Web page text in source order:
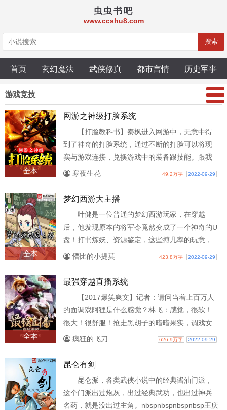
虫虫书吧
www.ccshu8.com
搜索
首页 玄幻魔法 武侠修真 都市言情 历史军事
游戏竞技
全本
网游之神级打脸系统
【打脸教科书】秦枫进入网游中，无意中得
到了神奇的打脸系统，通过不断的打脸可以将现
实与游戏连接，兑换游戏中的装备跟技能。跟我
打架？不好意思我反手就是一个火球术。..
寒夜生花 49.2万字 2022-09-29
全本
梦幻西游大主播
叶健是一位普通的梦幻西游玩家，在穿越
后，他发现原本的将军令竟然变成了一个神奇的U
盘！打书炼妖、资源鉴定，这些搏几率的玩意，
担架还是逆袭统统由他说了算！晚秋...
懵比的小提莫 423.8万字 2022-09-29
全本
最强穿越直播系统
【2017爆笑爽文】记者：请问当着上百万人
的面调戏阿狸是什么感觉？林飞：感觉，很软！
很大！很舒服！抢走黑胡子的暗暗果实，调戏女
帝；成为金木研的师父，教他盲僧的天音..
疯狂的飞刀 626.9万字 2022-09-29
昆仑有剑
昆仑派，各类武侠小说中的经典酱油门派，
这个门派出过炮灰，出过经典武功，也出过神兵
名药，就是没出过主角。nbspnbspnbspnbsp王庆